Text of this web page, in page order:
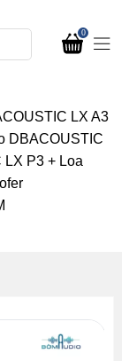
0
LX A3
DBACOUSTIC
LX P3 + Loa